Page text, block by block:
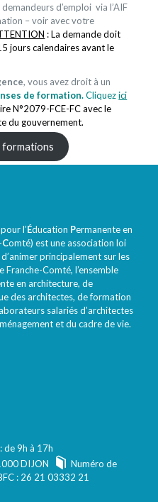
d’emploi via l’AIF
– voir avec votre
: La demande doit
jours calendaires avant le
, vous avez droit à un
de formation.Cliquezici
N°2079-FCE-FC avec le
du gouvernement.
formations
l’Éducation Permanente en
Comté) est une association loi
principalement sur les
Comté, l’ensemble
en architecture, de
des architectes, de formation
salariés d’architectes
et du cadre de vie.
de 9h à 17h
DIJON
Numéro de
: 26 21 03332 21